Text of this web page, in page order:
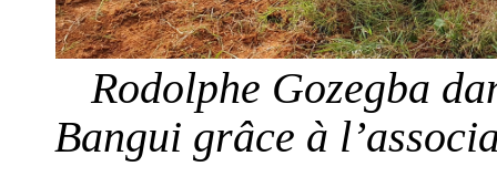
Rodolphe Gozegba
Bangui grâce à